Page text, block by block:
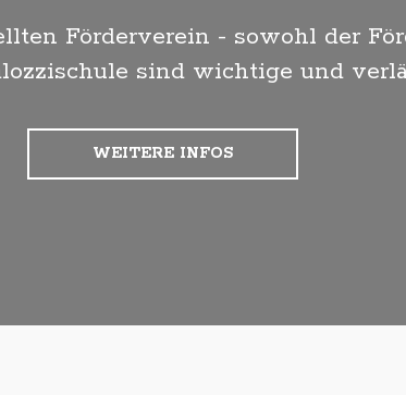
Förderverein - sowohl der
sind wichtige und
WEITERE INFOS